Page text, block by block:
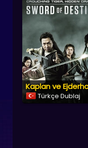
Türkçe Dublaj